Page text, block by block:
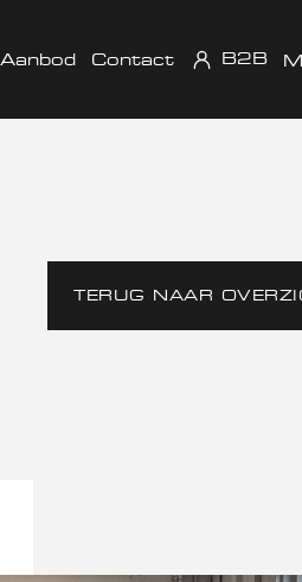
Aanbod Contact B2B
TERUG NAAR